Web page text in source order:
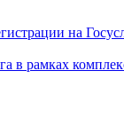
на
в рамках